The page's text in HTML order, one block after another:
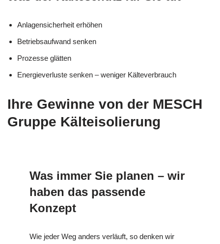
Anlagensicherheit erhöhen
Betriebsaufwand senken
Prozesse glätten
Energieverluste senken – weniger Kälteverbrauch
Ihre Gewinne von der MESCH
Gruppe Kälteisolierung
Was immer Sie planen – wir
haben das passende
Konzept
Wie jeder Weg anders verläuft, so denken wir